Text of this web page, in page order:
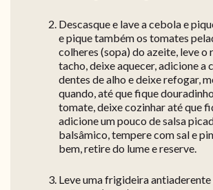
Descasque e lave a cebola e
e pique também os tomates
colheres (sopa) do azeite, leve o
tacho, deixe aquecer, adicione a
dentes de alho e deixe refogar,
quando, até que fique
tomate, deixe cozinhar até que
adicione um pouco de salsa
balsâmico, tempere com sal e
bem, retire do lume e reserve.
Leve uma frigideira antiaderente